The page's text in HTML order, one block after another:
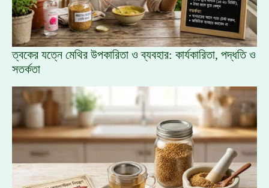
ত্বকের যত্নে মেথির উপকারিতা ও ব্যবহার: কার্যকারিতা, পদ্ধতি ও
সতর্কতা